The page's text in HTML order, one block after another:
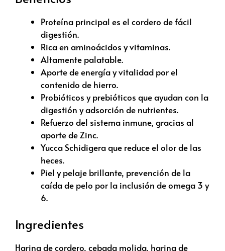
Proteína principal es el cordero de fácil
digestión.
Rica en aminoácidos y vitaminas.
Altamente palatable.
Aporte de energía y vitalidad por el
contenido de hierro.
Probióticos y prebióticos que ayudan con la
digestión y adsorción de nutrientes.
Refuerzo del sistema inmune, gracias al
aporte de Zinc.
Yucca Schidigera que reduce el olor de las
heces.
Piel y pelaje brillante, prevención de la
caída de pelo por la inclusión de omega 3 y
6.
Ingredientes
Harina de cordero, cebada molida, harina de